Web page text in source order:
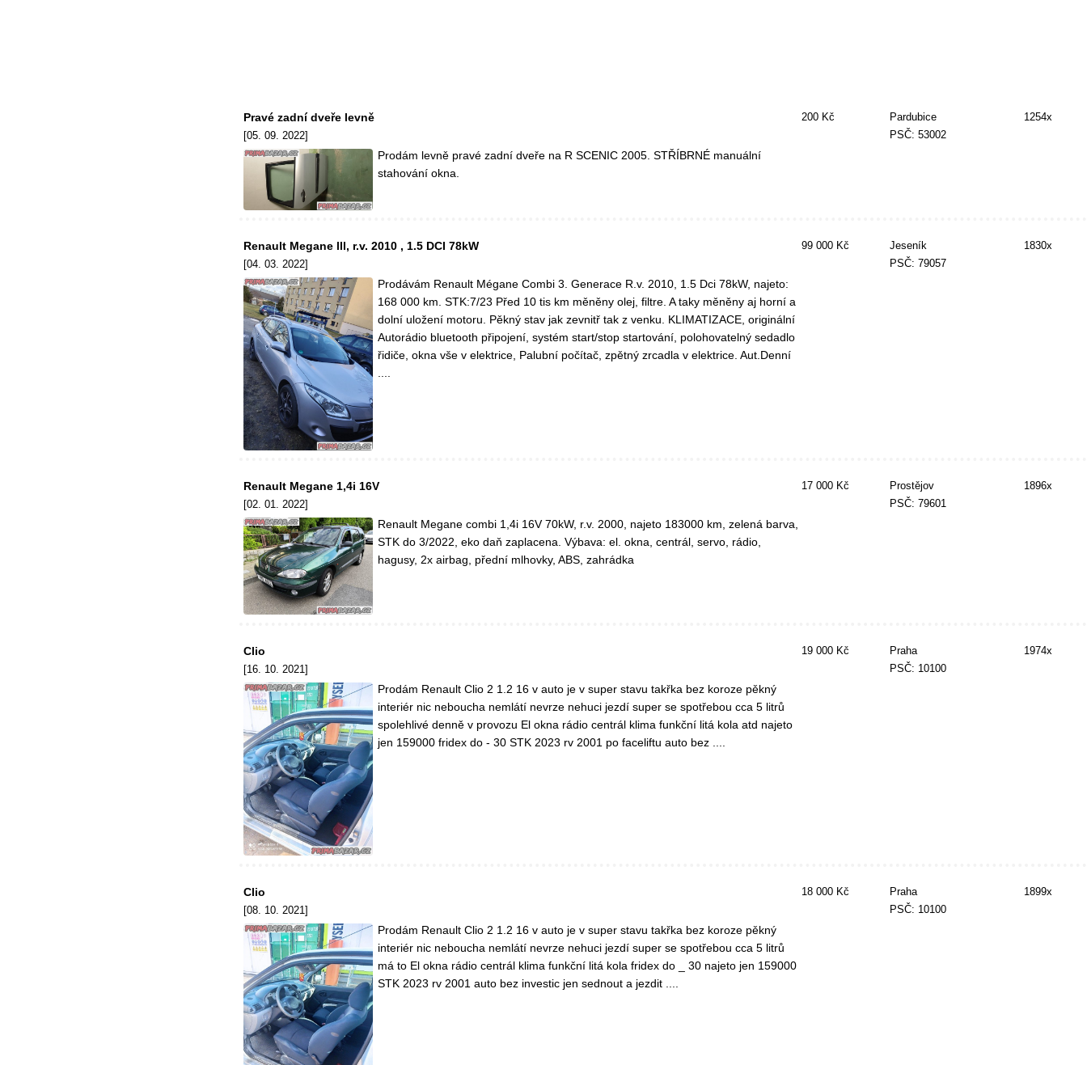
Pravé zadní dveře levně
[05. 09. 2022]
Prodám levně pravé zadní dveře na R SCENIC 2005. STŘÍBRNÉ manuální
stahování okna.
200 Kč
Pardubice
PSČ: 53002
1254x
Renault Megane lll, r.v. 2010 , 1.5 DCI 78kW
[04. 03. 2022]
Prodávám Renault Mégane Combi 3. Generace R.v. 2010, 1.5 Dci 78kW, najeto:
168 000 km. STK:7/23 Před 10 tis km měněny olej, filtre. A taky měněny aj horní a
dolní uložení motoru. Pěkný stav jak zevnitř tak z venku. KLIMATIZACE, originální
Autorádio bluetooth připojení, systém start/stop startování, polohovatelný sedadlo
řidiče, okna vše v elektrice, Palubní počítač, zpětný zrcadla v elektrice. Aut.Denní
99 000 Kč
Jeseník
PSČ: 79057
1830x
Renault Megane 1,4i 16V
[02. 01. 2022]
Renault Megane combi 1,4i 16V 70kW, r.v. 2000, najeto 183000 km, zelená barva,
STK do 3/2022, eko daň zaplacena. Výbava: el. okna, centrál, servo, rádio,
hagusy, 2x airbag, přední mlhovky, ABS, zahrádka
17 000 Kč
Prostějov
PSČ: 79601
1896x
Clio
[16. 10. 2021]
Prodám Renault Clio 2 1.2 16 v auto je v super stavu takřka bez koroze pěkný
interiér nic neboucha nemlátí nevrze nehuci jezdí super se spotřebou cca 5 litrů
spolehlivé denně v provozu El okna rádio centrál klima funkční litá kola atd najeto
jen 159000 fridex do - 30 STK 2023 rv 2001 po faceliftu auto bez ....
19 000 Kč
Praha
PSČ: 10100
1974x
Clio
[08. 10. 2021]
Prodám Renault Clio 2 1.2 16 v auto je v super stavu takřka bez koroze pěkný
interiér nic neboucha nemlátí nevrze nehuci jezdí super se spotřebou cca 5 litrů
má to El okna rádio centrál klima funkční litá kola fridex do _ 30 najeto jen 159000
STK 2023 rv 2001 auto bez investic jen sednout a jezdit ....
18 000 Kč
Praha
PSČ: 10100
1899x